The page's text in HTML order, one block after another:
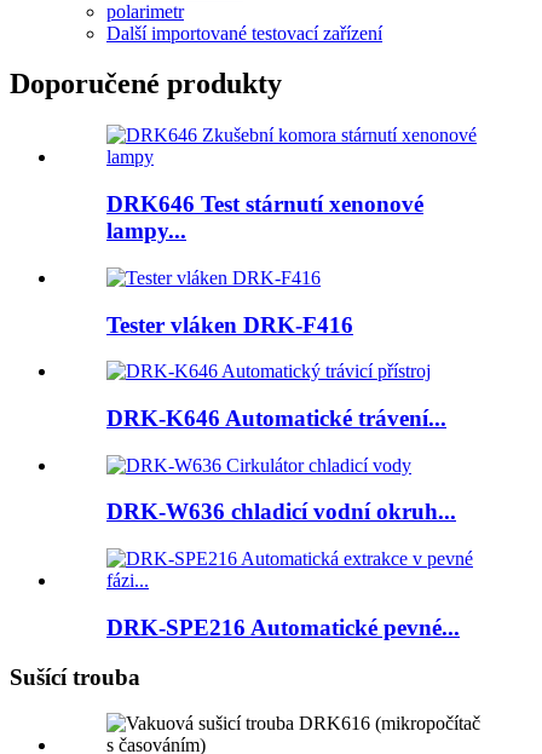
polarimetr
Další importované testovací zařízení
Doporučené produkty
DRK646 Test stárnutí xenonové
lampy...
Tester vláken DRK-F416
DRK-K646 Automatické trávení...
DRK-W636 chladicí vodní okruh...
DRK-SPE216 Automatické pevné...
Sušící trouba